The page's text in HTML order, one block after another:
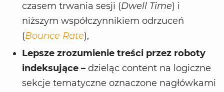
czasem trwania sesji (Dwell Time) i
niższym współczynnikiem odrzuceń
(Bounce Rate),
Lepsze zrozumienie treści przez roboty
indeksujące – dzieląc content na logiczne
sekcje tematyczne oznaczone nagłówkami